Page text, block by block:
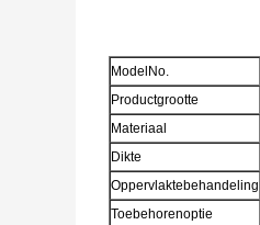
ModelNo.
Productgrootte
Materiaal
Dikte
Oppervlaktebehandeling
Toebehorenoptie